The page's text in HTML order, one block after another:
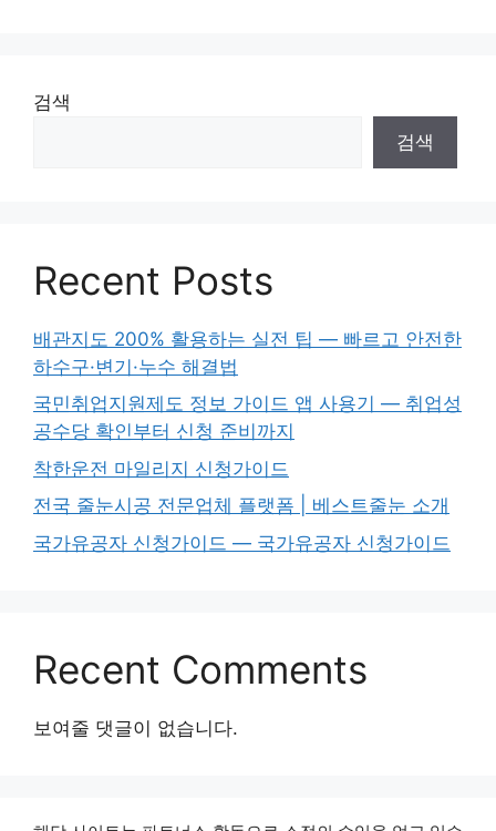
검색
검색
Recent Posts
배관지도 200% 활용하는 실전 팁 — 빠르고 안전한
하수구·변기·누수 해결법
국민취업지원제도 정보 가이드 앱 사용기 — 취업성
공수당 확인부터 신청 준비까지
착한운전 마일리지 신청가이드
전국 줄눈시공 전문업체 플랫폼 | 베스트줄눈 소개
국가유공자 신청가이드 — 국가유공자 신청가이드
Recent Comments
보여줄 댓글이 없습니다.